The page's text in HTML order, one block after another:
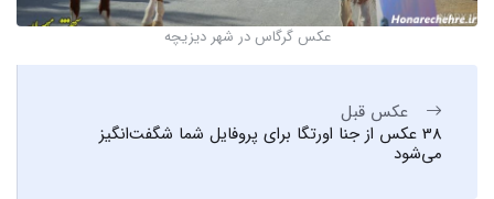
عکس گرگاس در شهر دیزیچه
عکس قبل
38 عکس از جنا اورتگا برای پروفایل شما شگفت‌انگیز
می‌شود